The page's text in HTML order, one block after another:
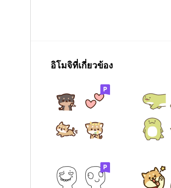
อิโมจิที่เกี่ยวข้อง